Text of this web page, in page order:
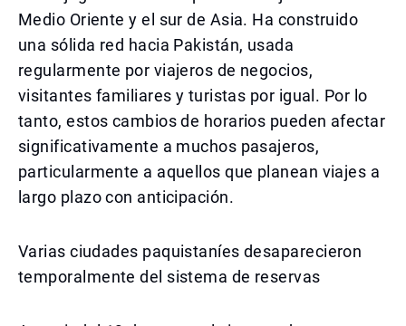
Medio Oriente y el sur de Asia. Ha construido
una sólida red hacia Pakistán, usada
regularmente por viajeros de negocios,
visitantes familiares y turistas por igual. Por lo
tanto, estos cambios de horarios pueden afectar
significativamente a muchos pasajeros,
particularmente a aquellos que planean viajes a
largo plazo con anticipación.
Varias ciudades paquistaníes desaparecieron
temporalmente del sistema de reservas